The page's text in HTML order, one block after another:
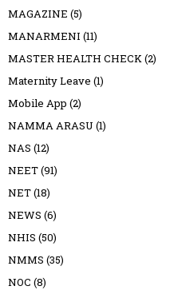
MAGAZINE (5)
MANARMENI (11)
MASTER HEALTH CHECK(2)
Maternity Leave (1)
Mobile App (2)
NAMMA ARASU (1)
NAS (12)
NEET(91)
NET(18)
NEWS (6)
NHIS (50)
NMMS (35)
NOC (8)